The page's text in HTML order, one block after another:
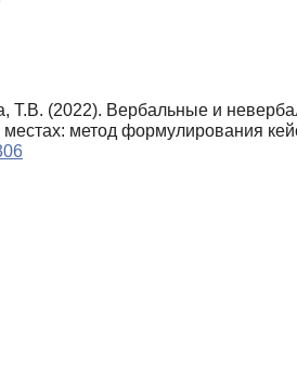
Т.В. (2022). Вербальные и
метод формулирования